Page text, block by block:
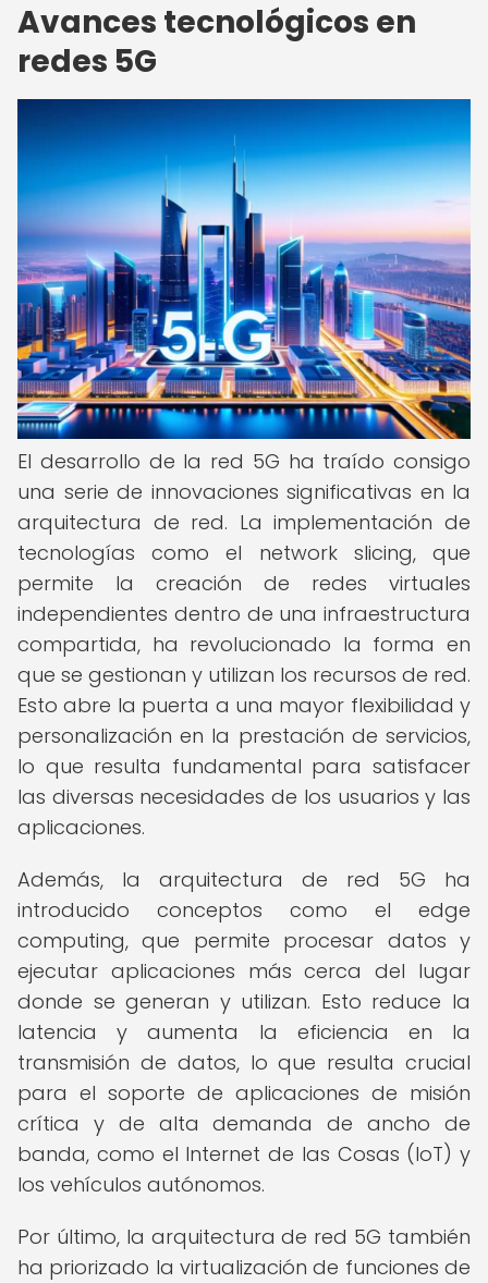
Avances tecnológicos en
redes 5G
El desarrollo de la red 5G ha traído consigo
una serie de innovaciones significativas en la
arquitectura de red. La implementación de
tecnologías como el network slicing, que
permite la creación de redes virtuales
independientes dentro de una infraestructura
compartida, ha revolucionado la forma en
que se gestionan y utilizan los recursos de red.
Esto abre la puerta a una mayor flexibilidad y
personalización en la prestación de servicios,
lo que resulta fundamental para satisfacer
las diversas necesidades de los usuarios y las
aplicaciones.
Además, la arquitectura de red 5G ha
introducido conceptos como el edge
computing, que permite procesar datos y
ejecutar aplicaciones más cerca del lugar
donde se generan y utilizan. Esto reduce la
latencia y aumenta la eficiencia en la
transmisión de datos, lo que resulta crucial
para el soporte de aplicaciones de misión
crítica y de alta demanda de ancho de
banda, como el Internet de las Cosas (IoT) y
los vehículos autónomos.
Por último, la arquitectura de red 5G también
ha priorizado la virtualización de funciones de